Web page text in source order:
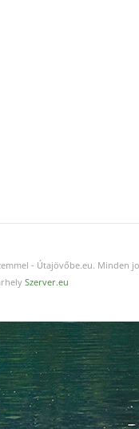
- Útajövőbe.eu. Minden
Szerver.eu